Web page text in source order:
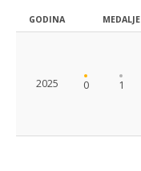
GODINA MEDALJE
2025 0 1